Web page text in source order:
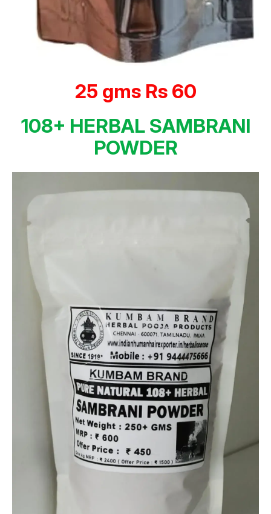
25 gms Rs 60
108+ HERBAL SAMBRANI
POWDER